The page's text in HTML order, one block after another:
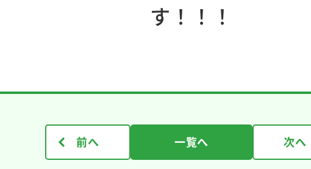
す！！！
前へ 一覧へ 次へ